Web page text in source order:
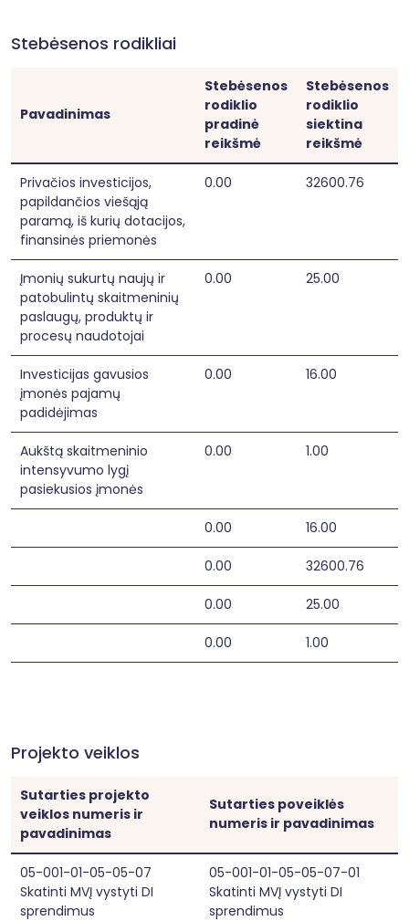
Stebėsenos rodikliai
Pavadinimas
Stebėsenos
rodiklio
pradinė
reikšmė
Stebėsenos
rodiklio
siektina
reikšmė
Privačios investicijos,
papildančios viešąją
paramą, iš kurių dotacijos,
finansinės priemonės
0.00 32600.76
Įmonių sukurtų naujų ir
patobulintų skaitmeninių
paslaugų, produktų ir
procesų naudotojai
0.00 25.00
Investicijas gavusios
įmonės pajamų
padidėjimas
0.00 16.00
Aukštą skaitmeninio
intensyvumo lygį
pasiekusios įmonės
0.00 1.00
0.00 16.00
0.00 32600.76
0.00 25.00
0.00 1.00
Projekto veiklos
Sutarties projekto
veiklos numeris ir
pavadinimas
Sutarties poveiklės
numeris ir pavadinimas
05-001-01-05-05-07
Skatinti MVĮ vystyti DI
sprendimus
05-001-01-05-05-07-01
Skatinti MVĮ vystyti DI
sprendimus